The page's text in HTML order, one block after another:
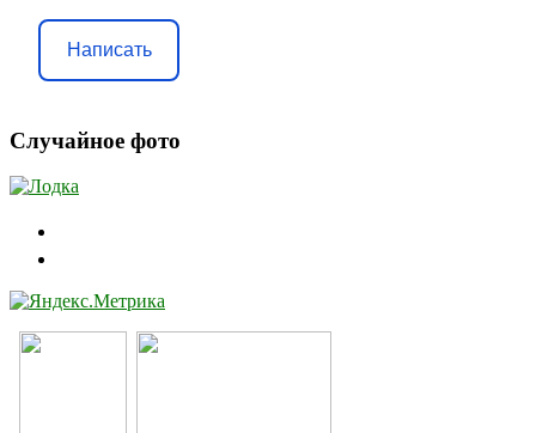
Написать
Случайное фото